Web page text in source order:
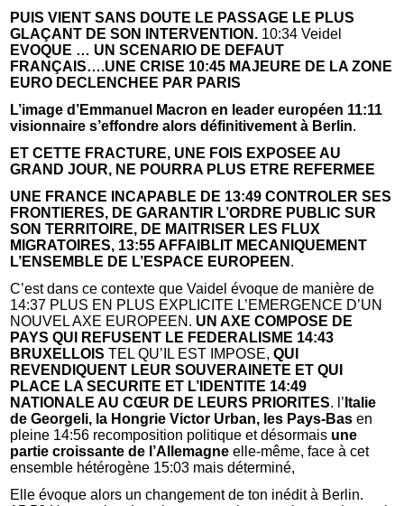
PUIS VIENT SANS DOUTE LE PASSAGE LE PLUS
GLAÇANT DE SON INTERVENTION. 10:34 Veidel
EVOQUE … UN SCENARIO DE DEFAUT
FRANÇAIS….UNE CRISE 10:45 MAJEURE DE LA ZONE
EURO DECLENCHEE PAR PARIS
L’image d’Emmanuel Macron en leader européen 11:11
visionnaire s’effondre alors définitivement à Berlin.
ET CETTE FRACTURE, UNE FOIS EXPOSEE AU
GRAND JOUR, NE POURRA PLUS ETRE REFERMEE
UNE FRANCE INCAPABLE DE 13:49 CONTROLER SES
FRONTIERES, DE GARANTIR L’ORDRE PUBLIC SUR
SON TERRITOIRE, DE MAITRISER LES FLUX
MIGRATOIRES, 13:55 AFFAIBLIT MECANIQUEMENT
L’ENSEMBLE DE L’ESPACE EUROPEEN .
C’est dans ce contexte que Vaidel évoque de manière de
14:37 PLUS EN PLUS EXPLICITE L’EMERGENCE D’UN
NOUVEL AXE EUROPEEN. UN AXE COMPOSE DE
PAYS QUI REFUSENT LE FEDERALISME 14:43
BRUXELLOISTEL QU’IL EST IMPOSE,QUI
REVENDIQUENT LEUR SOUVERAINETE ET QUI
PLACE LA SECURITE ET L’IDENTITE 14:49
NATIONALE AU CŒUR DE LEURS PRIORITES. l’ Italie
de Georgeli, la Hongrie Victor Urban, les Pays-Basen
pleine 14:56 recomposition politique et désormais une
partie croissante de l’Allemagneelle-même, face à cet
ensemble hétérogène 15:03 mais déterminé,
Elle évoque alors un changement de ton inédit à Berlin.